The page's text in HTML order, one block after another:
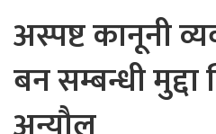
अस्पष्ट कानूनी
बन सम्बन्धी